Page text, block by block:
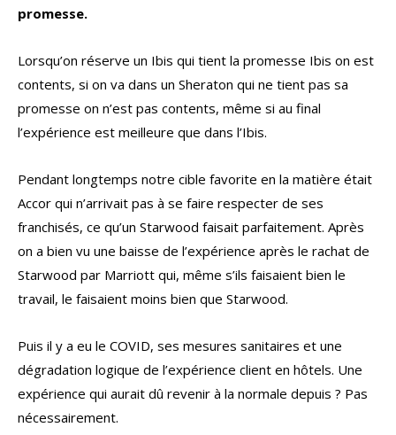
promesse.
Lorsqu’on réserve un Ibis qui tient la promesse Ibis on est
contents, si on va dans un Sheraton qui ne tient pas sa
promesse on n’est pas contents, même si au final
l’expérience est meilleure que dans l’Ibis.
Pendant longtemps notre cible favorite en la matière était
Accor qui n’arrivait pas à se faire respecter de ses
franchisés, ce qu’un Starwood faisait parfaitement. Après
on a bien vu une baisse de l’expérience après le rachat de
Starwood par Marriott qui, même s’ils faisaient bien le
travail, le faisaient moins bien que Starwood.
Puis il y a eu le COVID, ses mesures sanitaires et une
dégradation logique de l’expérience client en hôtels. Une
expérience qui aurait dû revenir à la normale depuis ? Pas
nécessairement.